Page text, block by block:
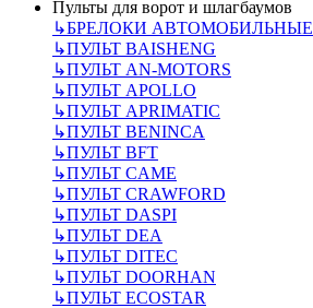
Пульты для ворот и шлагбаумов
↳БРЕЛОКИ АВТОМОБИЛЬНЫЕ
↳ПУЛЬТ BAISHENG
↳ПУЛЬТ AN-MOTORS
↳ПУЛЬТ APOLLO
↳ПУЛЬТ APRIMATIC
↳ПУЛЬТ BENINCA
↳ПУЛЬТ BFT
↳ПУЛЬТ CAME
↳ПУЛЬТ CRAWFORD
↳ПУЛЬТ DASPI
↳ПУЛЬТ DEA
↳ПУЛЬТ DITEC
↳ПУЛЬТ DOORHAN
↳ПУЛЬТ ECOSTAR